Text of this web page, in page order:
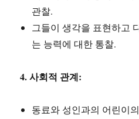
관찰.
그들이 생각을 표현하고
는 능력에 대한 통찰.
4. 사회적 관계:
동료와 성인과의 어린이